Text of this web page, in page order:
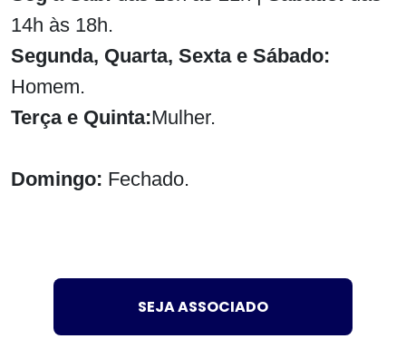
14h às 18h.
Segunda, Quarta, Sexta e Sábado:
Homem.
Terça e Quinta:Mulher.
Domingo: Fechado.
SEJA ASSOCIADO